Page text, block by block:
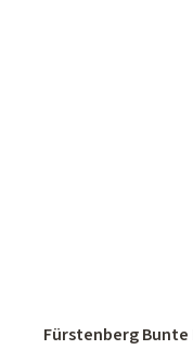
Fürstenberg